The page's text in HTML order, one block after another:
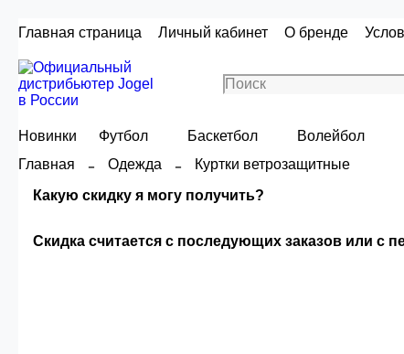
Главная страница Личный кабинет О бренде
Новинки Футбол Баскетбол Волейбол
Главная
Одежда
Куртки ветрозащитные
Какую скидку я могу получить?
Сумма скидки
Скидка считается с последующих заказов или с